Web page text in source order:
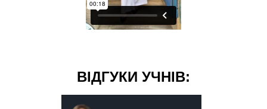
ВІДГУКИ УЧНІВ: